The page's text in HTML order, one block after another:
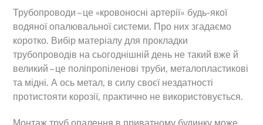
Трубопроводи – це «кровоносні артерії» будь-якої
водяної опалювальної системи. Про них згадаємо
коротко. Вибір матеріалу для прокладки
трубопроводів на сьогоднішній день не такий вже й
великий – це поліпропіленові труби, металопластикові
та мідні. А ось метал, в силу своєї нездатності
протистояти корозії, практично не використовується.
Монтаж труб опалення в приватному будинку може